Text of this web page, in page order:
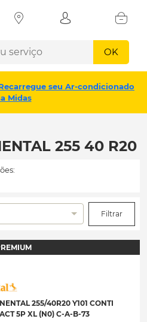
OK
seu Ar-condicionado
Midas
255 40 R20
Filtrar
255/40R20 Y101 CONTI
5P XL (N0) C-A-B-73